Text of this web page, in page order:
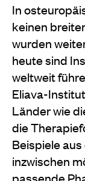
In
keinen
wurden
heute sind
weltweit
Eliava-
Länder wie
die
Beispiele
inzwischen
passende